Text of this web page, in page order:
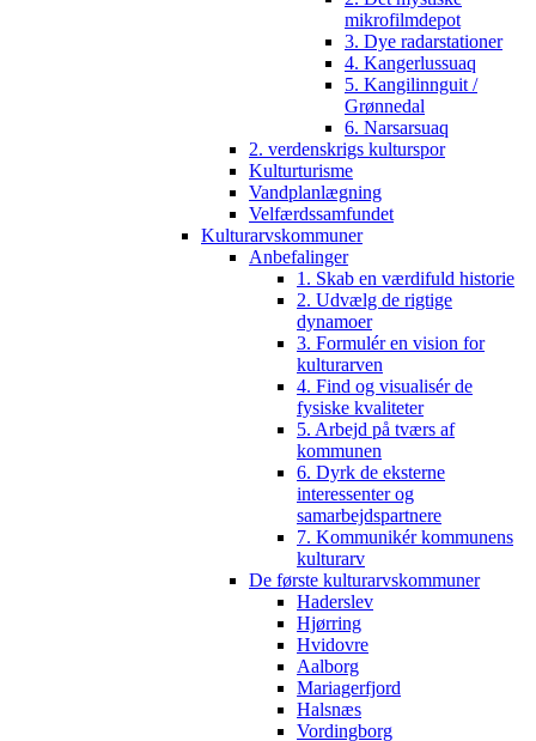
mikrofilmdepot
3. Dye radarstationer
4. Kangerlussuaq
5. Kangilinnguit /
Grønnedal
6. Narsarsuaq
2. verdenskrigs kulturspor
Kulturturisme
Vandplanlægning
Velfærdssamfundet
Kulturarvskommuner
Anbefalinger
1. Skab en værdifuld historie
2. Udvælg de rigtige
dynamoer
3. Formulér en vision for
kulturarven
4. Find og visualisér de
fysiske kvaliteter
5. Arbejd på tværs af
kommunen
6. Dyrk de eksterne
interessenter og
samarbejdspartnere
7. Kommunikér kommunens
kulturarv
De første kulturarvskommuner
Haderslev
Hjørring
Hvidovre
Aalborg
Mariagerfjord
Halsnæs
Vordingborg